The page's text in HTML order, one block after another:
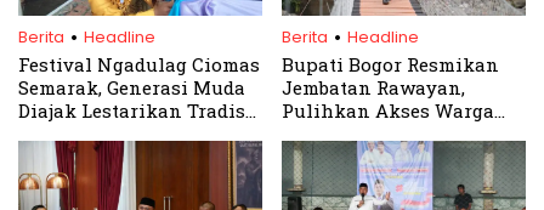
Berita . Headline
Festival Ngadulag Ciomas
Semarak, Generasi Muda
Diajak Lestarikan Tradisi
Berita . Headline
Bupati Bogor Resmikan
Jembatan Rawayan,
Pulihkan Akses Warga